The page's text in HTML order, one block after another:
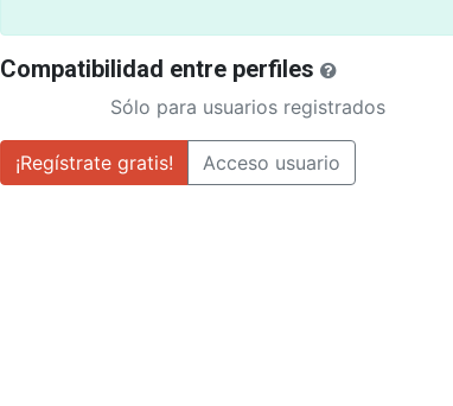
Compatibilidad entre perfiles
Sólo para usuarios registrados
¡Regístrate gratis! Acceso usuario